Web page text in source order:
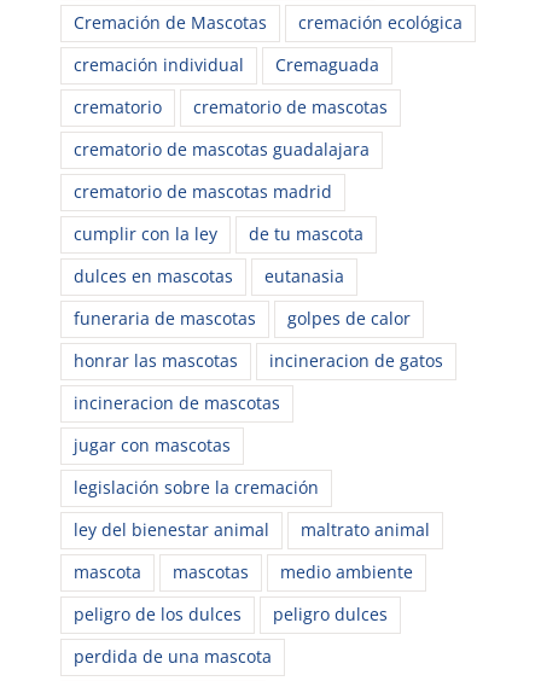
Cremación de Mascotas
cremación ecológica
cremación individual
Cremaguada
crematorio
crematorio de mascotas
crematorio de mascotas guadalajara
crematorio de mascotas madrid
cumplir con la ley
de tu mascota
dulces en mascotas
eutanasia
funeraria de mascotas
golpes de calor
honrar las mascotas
incineracion de gatos
incineracion de mascotas
jugar con mascotas
legislación sobre la cremación
ley del bienestar animal
maltrato animal
mascota
mascotas
medio ambiente
peligro de los dulces
peligro dulces
perdida de una mascota